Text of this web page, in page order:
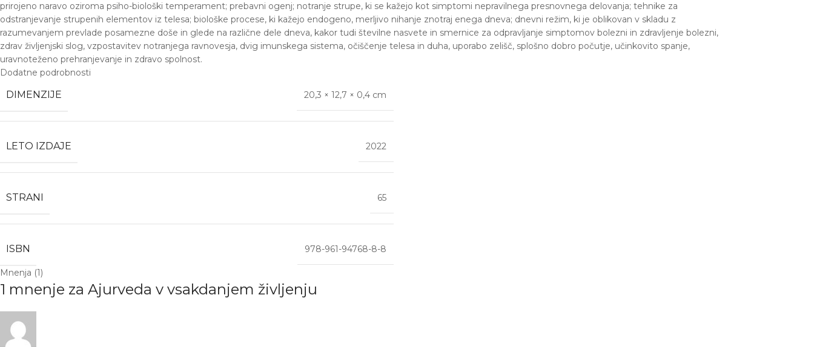
prirojeno naravo oziroma psiho-biološki temperament; prebavni ogenj; notranje strupe, ki se kažejo kot simptomi nepravilnega presnovnega delovanja; tehnike za
odstranjevanje strupenih elementov iz telesa; biološke procese, ki kažejo endogeno, merljivo nihanje znotraj enega dneva; dnevni režim, ki je oblikovan v skladu z
razumevanjem prevlade posamezne doše in glede na različne dele dneva, kakor tudi številne nasvete in smernice za odpravljanje simptomov bolezni in zdravljenje bolezni,
zdrav življenjski slog, vzpostavitev notranjega ravnovesja, dvig imunskega sistema, očiščenje telesa in duha, uporabo zelišč, splošno dobro počutje, učinkovito spanje,
uravnoteženo prehranjevanje in zdravo spolnost.
Dodatne podrobnosti
DIMENZIJE 20,3 × 12,7 × 0,4 cm
LETO IZDAJE 2022
STRANI 65
ISBN 978-961-94768-8-8
Mnenja (1)
1 mnenje za Ajurveda v vsakdanjem življenju